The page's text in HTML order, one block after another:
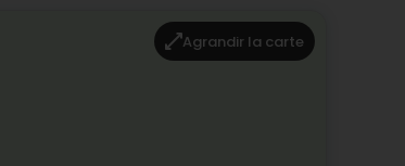
Agrandir la carte